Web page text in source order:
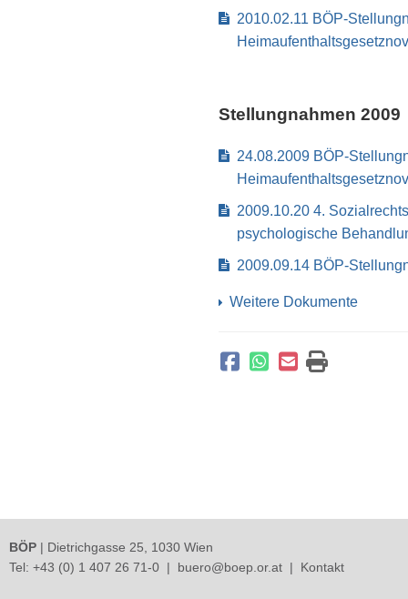
2010.02.11 BÖP-
Stellungnahmen 2009
24.08.2009 BÖP-
2009.10.20 4.
psychologische
2009.09.14 BÖP-
Weitere Dokumente
BÖP | Dietrichgasse 25, 1030 Wien
Tel: +43 (0) 1 407 26 71-0 | buero@boep.or.at | Kontakt